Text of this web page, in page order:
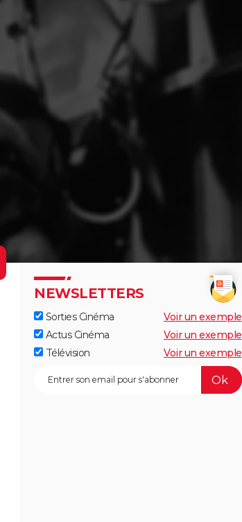
NEWSLETTERS
Sorties Cinéma
Voir un exemple
Actus Cinéma
Voir un exemple
Télévision
Voir un exemple